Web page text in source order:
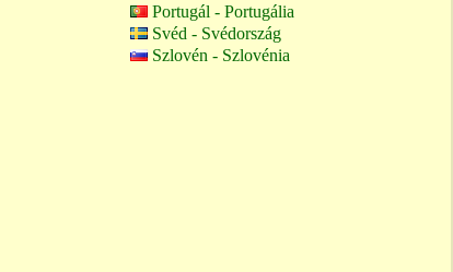
Portugál - Portugália
Svéd - Svédország
Szlovén - Szlovénia